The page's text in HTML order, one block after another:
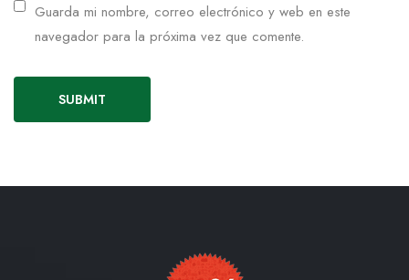
Guarda mi nombre, correo electrónico y web en este
navegador para la próxima vez que comente.